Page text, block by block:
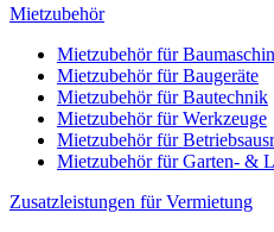
Mietzubehör
Mietzubehör für
Mietzubehör für Baugeräte
Mietzubehör für Bautechnik
Mietzubehör für Werkzeuge
Mietzubehör für
Mietzubehör für Garten- &
Zusatzleistungen für Vermietung